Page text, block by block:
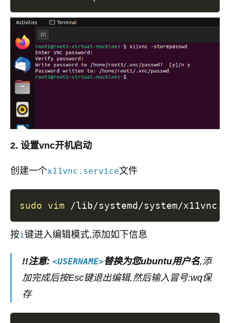
2. 设置vnc开机启动
创建一个x11vnc.service文件
sudo vim
按i键进入编辑模式,添加如下信息
!!注意: <USERNAME>替换为您ubuntu用户名,添
加完成后按Esc键退出编辑,然后输入冒号:wq保
存